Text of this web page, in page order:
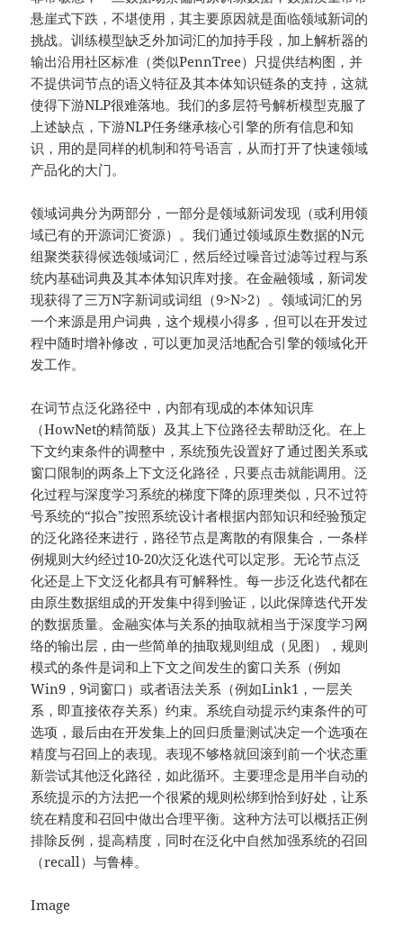
悬崖式下跌，不堪使用，其主要原因就是面临领域新词的
挑战。训练模型缺乏外加词汇的加持手段，加上解析器的
输出沿用社区标准（类似PennTree）只提供结构图，并
不提供词节点的语义特征及其本体知识链条的支持，这就
使得下游NLP很难落地。我们的多层符号解析模型克服了
上述缺点，下游NLP任务继承核心引擎的所有信息和知
识，用的是同样的机制和符号语言，从而打开了快速领域
产品化的大门。
领域词典分为两部分，一部分是领域新词发现（或利用领
域已有的开源词汇资源）。我们通过领域原生数据的N元
组聚类获得候选领域词汇，然后经过噪音过滤等过程与系
统内基础词典及其本体知识库对接。在金融领域，新词发
现获得了三万N字新词或词组（9>N>2）。领域词汇的另
一个来源是用户词典，这个规模小得多，但可以在开发过
程中随时增补修改，可以更加灵活地配合引擎的领域化开
发工作。
在词节点泛化路径中，内部有现成的本体知识库
（HowNet的精简版）及其上下位路径去帮助泛化。在上
下文约束条件的调整中，系统预先设置好了通过图关系或
窗口限制的两条上下文泛化路径，只要点击就能调用。泛
化过程与深度学习系统的梯度下降的原理类似，只不过符
号系统的“拟合”按照系统设计者根据内部知识和经验预定
的泛化路径来进行，路径节点是离散的有限集合，一条样
例规则大约经过10-20次泛化迭代可以定形。无论节点泛
化还是上下文泛化都具有可解释性。每一步泛化迭代都在
由原生数据组成的开发集中得到验证，以此保障迭代开发
的数据质量。金融实体与关系的抽取就相当于深度学习网
络的输出层，由一些简单的抽取规则组成（见图），规则
模式的条件是词和上下文之间发生的窗口关系（例如
Win9，9词窗口）或者语法关系（例如Link1，一层关
系，即直接依存关系）约束。系统自动提示约束条件的可
选项，最后由在开发集上的回归质量测试决定一个选项在
精度与召回上的表现。表现不够格就回滚到前一个状态重
新尝试其他泛化路径，如此循环。主要理念是用半自动的
系统提示的方法把⼀个很紧的规则松绑到恰到好处，让系
统在精度和召回中做出合理平衡。这种方法可以概括正例
排除反例，提高精度，同时在泛化中自然加强系统的召回
（recall）与鲁棒。
Image